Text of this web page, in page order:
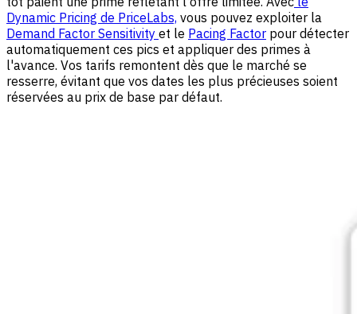
Dynamic Pricing de PriceLabs, vous pouvez exploiter la
Demand Factor Sensitivity et le Pacing Factor pour détecter
automatiquement ces pics et appliquer des primes à
l'avance. Vos tarifs remontent dès que le marché se
resserre, évitant que vos dates les plus précieuses soient
réservées au prix de base par défaut.